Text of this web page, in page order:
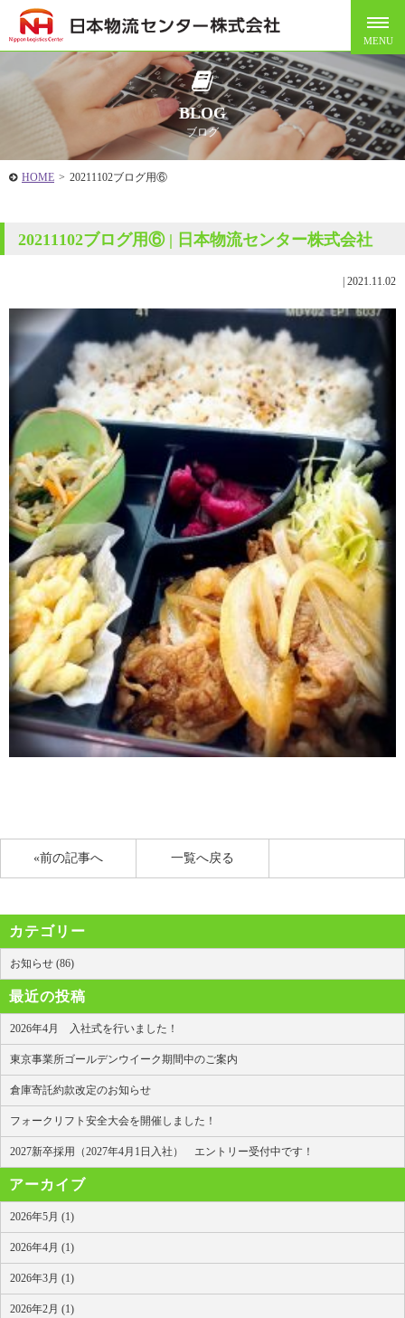
BLOG
ブログ
HOME > 20211102ブログ用⑥
20211102ブログ用⑥ | 日本物流センター株式会社
2021.11.02
«前の記事へ 一覧へ戻る
カテゴリー
お知らせ (86)
最近の投稿
2026年4月 入社式を行いました！
東京事業所ゴールデンウイーク期間中のご案内
倉庫寄託約款改定のお知らせ
フォークリフト安全大会を開催しました！
2027新卒採用（2027年4月1日入社） エントリー受付中です！
アーカイブ
2026年5月 (1)
2026年4月 (1)
2026年3月 (1)
2026年2月 (1)